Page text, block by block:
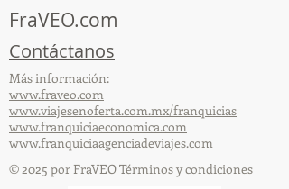
FraVEO.com
Contáctanos
Más información:
www.fraveo.com
www.viajesenoferta.com.mx/franquicias
www.franquiciaeconomica.com
www.franquiciaagenciadeviajes.com
© 2025 por FraVEO Términos y condiciones